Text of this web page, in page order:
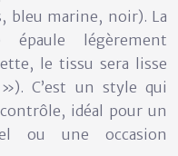
bleu marine, noir). La
légèrement
le tissu sera lisse
C’est un style qui
idéal pour un
ou une occasion